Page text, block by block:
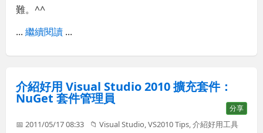
難。^^
...繼續閱讀 ...
介紹好用 Visual Studio 2010 擴充套件：
NuGet 套件管理員
分享
📅 2011/05/17 08:33 📁Visual Studio,VS2010 Tips,介紹好用工具